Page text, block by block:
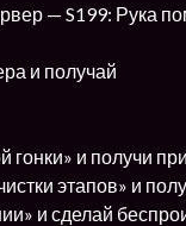
— S199: Рука
и получай
и получи
этапов» и
и сделай